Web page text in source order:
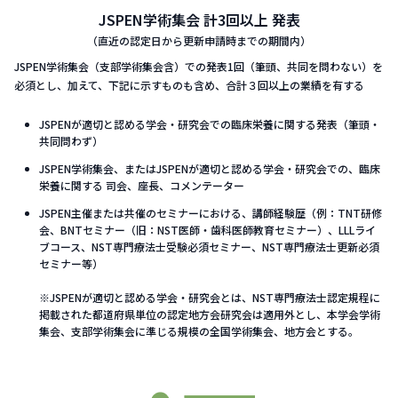
JSPEN学術集会​ 計3回以上 発表
（直近の認定日から更新申請時までの期間内）
JSPEN学術集会（支部学術集会含）での発表1回（筆頭、共同を問わない）を
必須とし、加えて、下記に示すものも含め、合計３回以上の業績を有する
JSPENが適切と認める学会・研究会での臨床栄養に関する発表（筆頭・
共同問わず）​
JSPEN学術集会、またはJSPENが適切と認める学会・研究会での、臨床
栄養に関する 司会、座長、コメンテーター​
JSPEN主催または共催のセミナーにおける、講師経験歴（例：TNT研修
会、BNTセミナー（旧：NST医師・歯科医師教育セミナー）、LLLライ
ブコース、NST専門療法士受験必須セミナー、NST専門療法士更新必須
セミナー等）
※JSPENが適切と認める学会・研究会とは、NST専門療法士認定規程に
掲載された都道府県単位の認定地方会研究会は適用外とし、本学会学術
集会、支部学術集会に準じる規模の全国学術集会、地方会とする。